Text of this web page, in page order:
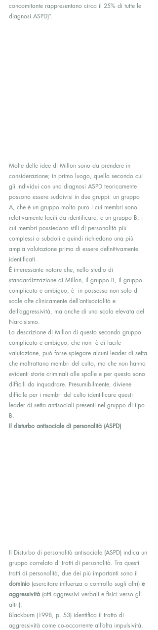
concomitante rappresentano circa il 25% di tutte le
diagnosi ASPD)”.
Molte delle idee di Millon sono da prendere in
considerazione; in primo luogo, quella secondo cui
gli individui con una diagnosi ASPD teoricamente
possono essere suddivisi in due gruppi: un gruppo
A, che è un gruppo molto puro i cui membri sono
relativamente facili da identificare, e un gruppo B, i
cui membri possiedono stili di personalità più
complessi o subdoli e quindi richiedono una più
ampia valutazione prima di essere definitivamente
identificati.
È interessante notare che, nello studio di
standardizzazione di Millon, il gruppo B, il gruppo
complicato e ambiguo, è  in possesso non solo di
scale alte clinicamente dell’antisocialità e
dell’aggressività, ma anche di una scala elevata del
Narcisismo.
La descrizione di Millon di questo secondo gruppo
complicato e ambiguo, che non  è di facile
valutazione, può forse spiegare alcuni leader di setta
che maltrattano membri del culto, ma che non hanno
evidenti storie criminali alle spalle e per questo sono
difficili da inquadrare. Presumibilmente, diviene
difficile per i membri del culto identificare questi
leader di setta antisociali presenti nel gruppo di tipo
B.
Il disturbo antisociale di personalità (ASPD)
Il Disturbo di personalità antisociale (ASPD) indica un
gruppo correlato di tratti di personalità. Tra questi
tratti di personalità, due dei più importanti sono il
dominio (esercitare influenza o controllo sugli altri) e
aggressività (atti aggressivi verbali e fisici verso gli
altri).
Blackburn (1998, p. 53) identifica il tratto di
aggressività come co-occorrente all’alta impulsività,